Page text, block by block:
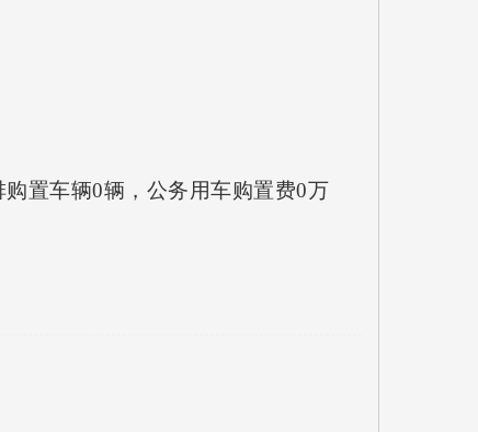
置车辆0辆，公务用车购置费0万